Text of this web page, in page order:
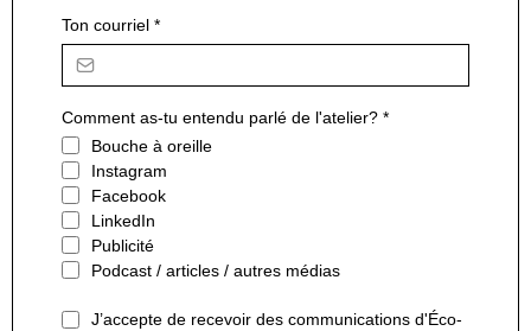
Ton courriel *
Comment as-tu entendu parlé de l'atelier? *
Bouche à oreille
Instagram
Facebook
LinkedIn
Publicité
Podcast / articles / autres médias
J’accepte de recevoir des communications d'Éco-